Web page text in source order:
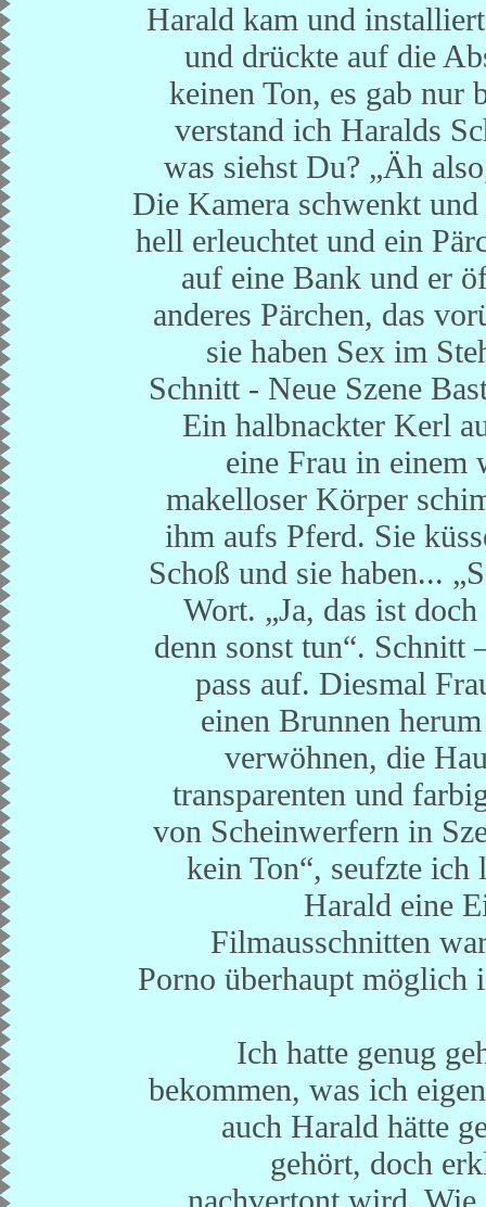
Harald kam und
und drückte auf die
keinen Ton, es gab nur
verstand ich Haralds
was siehst Du? „Äh
Die Kamera schwenkt
hell erleuchtet und ein
auf eine Bank und er
anderes Pärchen, das
sie haben Sex im
Schnitt - Neue Szene
Ein halbnackter Kerl
eine Frau in einem
makelloser Körper
ihm aufs Pferd. Sie
Schoß und sie haben...
Wort. „Ja, das ist
denn sonst tun“. Schnitt
pass auf. Diesmal
einen Brunnen
verwöhnen, die
transparenten und
von Scheinwerfern in
kein Ton“, seufzte
Harald eine
Filmausschnitten
Porno überhaupt möglich
Ich hatte genug
bekommen, was ich
auch Harald hätte
gehört, doch